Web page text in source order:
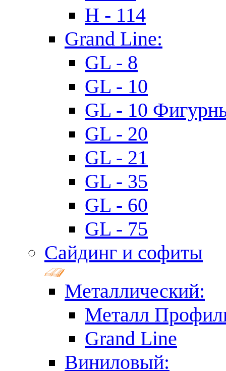
H - 114
Grand Line:
GL - 8
GL - 10
GL - 10
GL - 20
GL - 21
GL - 35
GL - 60
GL - 75
Сайдинг и софиты
Металлический:
Металл
Grand Line
Виниловый: